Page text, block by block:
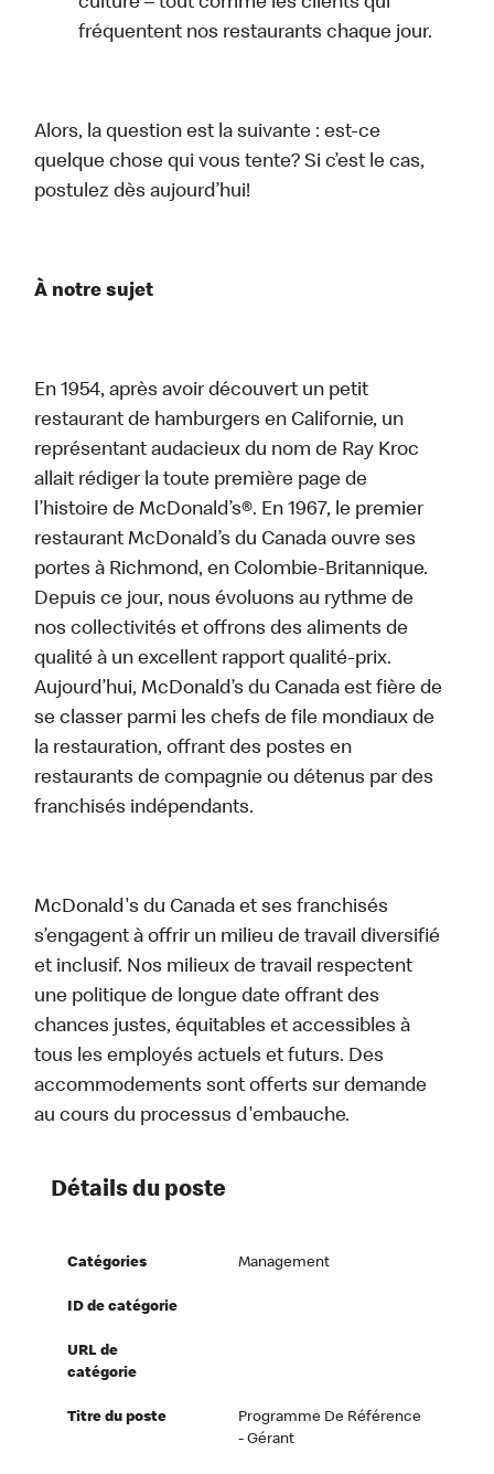
fréquentent nos restaurants chaque jour.
Alors, la question est la suivante : est-ce
quelque chose qui vous tente? Si c’est le cas,
postulez dès aujourd’hui!
À notre sujet
En 1954, après avoir découvert un petit
restaurant de hamburgers en Californie, un
représentant audacieux du nom de Ray Kroc
allait rédiger la toute première page de
l’histoire de McDonald’s®. En 1967, le premier
restaurant McDonald’s du Canada ouvre ses
portes à Richmond, en Colombie-Britannique.
Depuis ce jour, nous évoluons au rythme de
nos collectivités et offrons des aliments de
qualité à un excellent rapport qualité-prix.
Aujourd’hui, McDonald’s du Canada est fière de
se classer parmi les chefs de file mondiaux de
la restauration, offrant des postes en
restaurants de compagnie ou détenus par des
franchisés indépendants.
McDonald's du Canada et ses franchisés
s’engagent à offrir un milieu de travail diversifié
et inclusif. Nos milieux de travail respectent
une politique de longue date offrant des
chances justes, équitables et accessibles à
tous les employés actuels et futurs. Des
accommodements sont offerts sur demande
au cours du processus d'embauche.
Détails du poste
Catégories Management
ID de catégorie
URL de
catégorie
Titre du poste
Programme De Référence
- Gérant